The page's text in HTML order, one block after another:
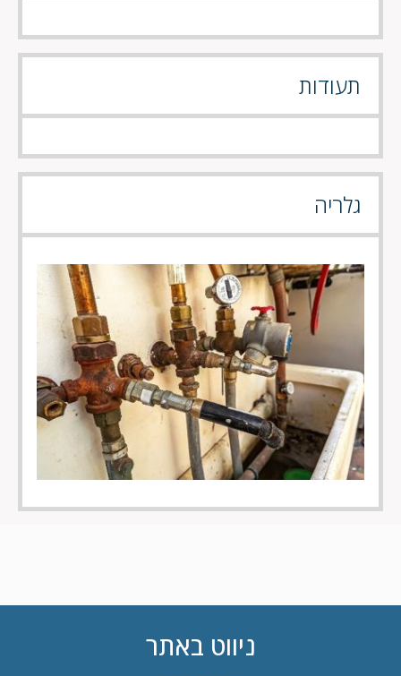
תעודות
גלריה
ניווט באתר